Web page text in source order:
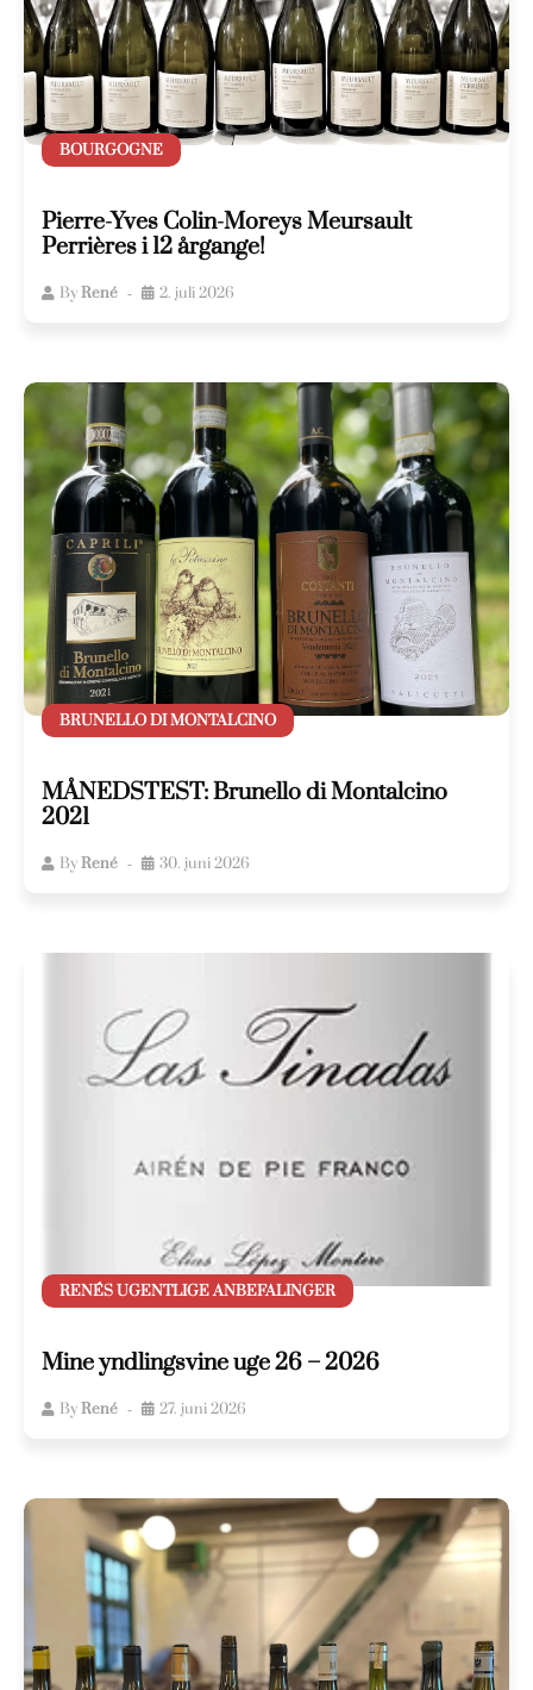
BOURGOGNE
Pierre-Yves Colin-Moreys Meursault
Perrières i 12 årgange!
ByRené 2. juli 2026
BRUNELLO DI MONTALCINO
MÅNEDSTEST: Brunello di Montalcino
2021
ByRené 30. juni 2026
RENÉS UGENTLIGE ANBEFALINGER
Mine yndlingsvine uge 26 – 2026
ByRené 27. juni 2026